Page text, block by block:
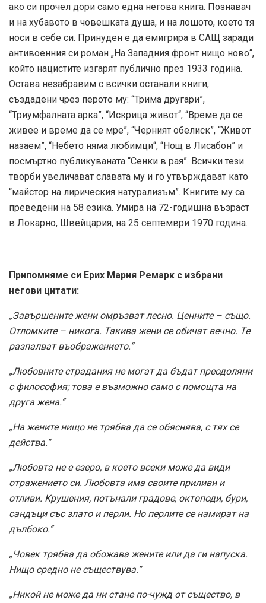
ако си прочел дори само една негова книга. Познавач
и на хубавото в човешката душа, и на лошото, което тя
носи в себе си. Принуден е да емигрира в САЩ заради
антивоенния си роман „На Западния фронт нищо ново“,
който нацистите изгарят публично през 1933 година.
Остава незабравим с всички останали книги,
създадени чрез перото му: “Трима другари”,
“Триумфалната арка”, “Искрица живот“, “Време да се
живее и време да се мре”, “Черният обелиск”, “Живот
назаем”, “Небето няма любимци“, “Нощ в Лисабон” и
посмъртно публикуваната “Сенки в рая”. Всички тези
творби увеличават славата му и го утвърждават като
“майстор на лирическия натурализъм”. Книгите му са
преведени на 58 езика. Умира на 72-годишна възраст
в Локарно, Швейцария, на 25 септември 1970 година.
Припомняме си Ерих Мария Ремарк с избрани
негови цитати:
„Завършените жени омръзват лесно. Ценните – също.
Отломките – никога. Такива жени се обичат вечно. Те
разпалват въображението.“
„Любовните страдания не могат да бъдат преодоляни
с философия; това е възможно само с помощта на
друга жена.“
„На жените нищо не трябва да се обяснява, с тях се
действа.“
„Любовта не е езеро, в което всеки може да види
отражението си. Любовта има своите приливи и
отливи. Крушения, потънали градове, октоподи, бури,
сандъци със злато и перли. Но перлите се намират на
дълбоко.“
„Човек трябва да обожава жените или да ги напуска.
Нищо средно не съществува.“
„Никой не може да ни стане по-чужд от същество, в